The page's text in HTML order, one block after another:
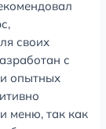
своих
с
и опытных
меню, так как